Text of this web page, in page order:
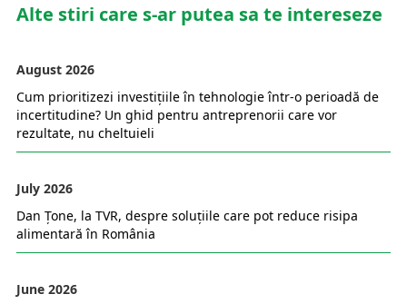
Alte stiri care s-ar putea sa te intereseze
August 2026
Cum prioritizezi investițiile în tehnologie într-o perioadă de
incertitudine? Un ghid pentru antreprenorii care vor
rezultate, nu cheltuieli
July 2026
Dan Țone, la TVR, despre soluțiile care pot reduce risipa
alimentară în România
June 2026